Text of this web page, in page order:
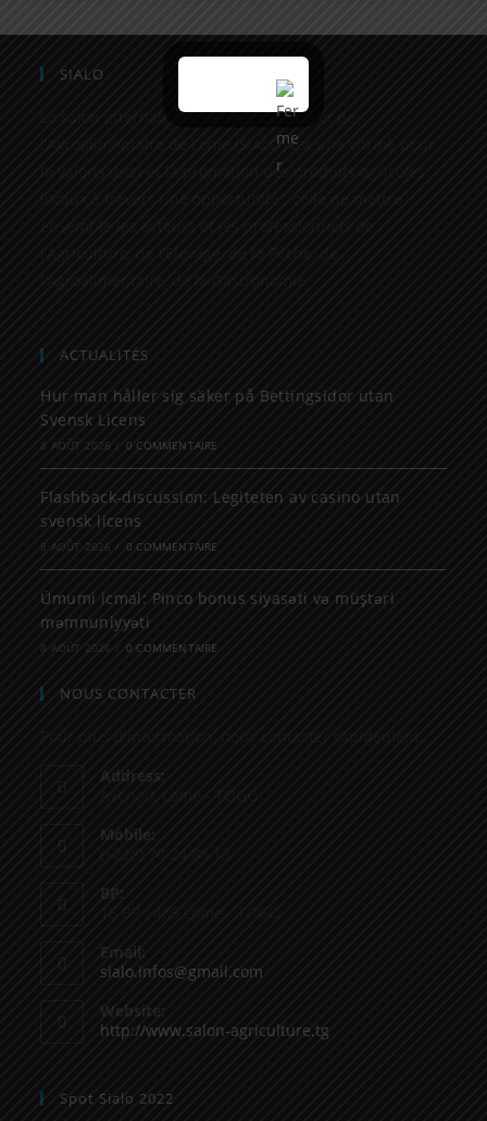
SIALO
Le salon International de l’Agriculture et de
l’Agroalimentaire de Lome (SIALO) est une vitrine pour
la valorisation et la promotion des produits agricoles
ACTUALITÉS
Hur man håller sig säker på Bettingsidor utan
Svensk Licens
8 AOÛT 2026 / 0 COMMENTAIRE
Flashback-discussion: Legiteten av casino utan
svensk licens
8 AOÛT 2026 / 0 COMMENTAIRE
Ümumi icmal: Pinco bonus siyasəti və müştəri
məmnuniyyəti
8 AOÛT 2026 0 COMMENTAIRE
NOUS CONTACTER
Address:
Mobile:
BP:
Email:
sialo.infos@gmail.com
Website:
http://www.salon-agriculture.tg
Spot Sialo 2022